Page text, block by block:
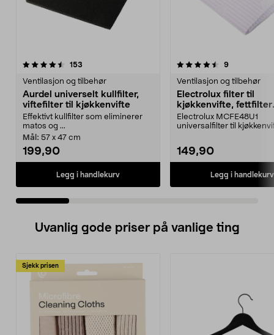
153
Ventilasjon og tilbehør
Aurdel universelt kullfilter,
viftefilter til kjøkkenvifte
Effektivt kullfilter som eliminerer
matos og ...
Mål: 57 x 47 cm
199,90
Legg i handlekurv
4.5 av 5 stjerner 9anmeldelser
Ventilasjon og tilbehør
Electrolux filter til
kjøkkenvifte, fettfilter
universal, 2-pakning
Electrolux MCFE48U1
universalfilter til
149,90
Legg i handlekurv
3.5 av 5 stjerner
Uvanlig gode priser på vanlige ting
Sjekk prisen